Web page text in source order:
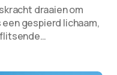
draaien om
gespierd lichaam,